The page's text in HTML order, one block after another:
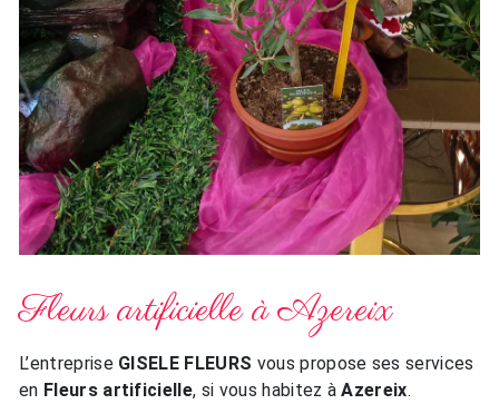
Fleurs artificielle à Azereix
L’entreprise GISELE FLEURS vous propose ses services
en Fleurs artificielle, si vous habitez àAzereix.